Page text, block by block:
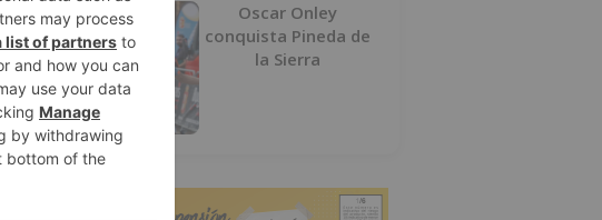
5
Oscar Onley
conquista Pineda de
la Sierra